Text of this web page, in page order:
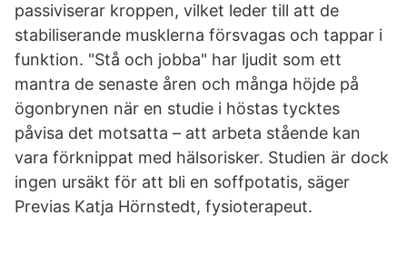
passiviserar kroppen, vilket leder till att de
stabiliserande musklerna försvagas och tappar i
funktion. "Stå och jobba" har ljudit som ett
mantra de senaste åren och många höjde på
ögonbrynen när en studie i höstas tycktes
påvisa det motsatta – att arbeta stående kan
vara förknippat med hälsorisker. Studien är dock
ingen ursäkt för att bli en soffpotatis, säger
Previas Katja Hörnstedt, fysioterapeut.